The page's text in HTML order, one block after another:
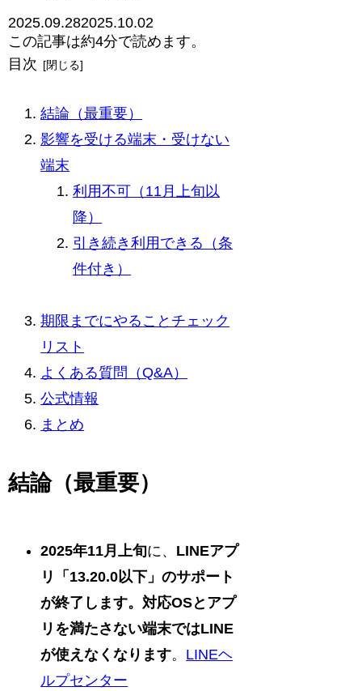
2025.09.282025.10.02
この記事は約4分で読めます。
目次
結論（最重要）
影響を受ける端末・受けない
端末
利用不可（11月上旬以
降）
引き続き利用できる（条
件付き）
期限までにやることチェック
リスト
よくある質問（Q&A）
公式情報
まとめ
結論（最重要）
2025年11月上旬に、 LINEアプ
リ「13.20.0以下」のサポート
が終了します。対応OSとアプ
リを満たさない端末ではLINE
が使えなくなります。 LINEヘ
ルプセンター